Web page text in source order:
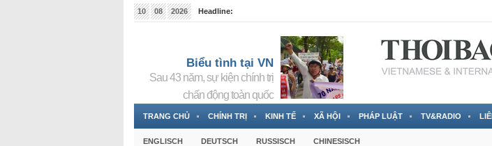
10 08 2026
Headline:
Biểu tình tại VN
Sau 43 năm, sự kiện chính trị
chấn động toàn quốc
TRANG CHỦ CHÍNH TRỊ KINH TẾ XÃ HỘI PHÁP LUẬT TV&RADIO
ENGLISCH DEUTSCH RUSSISCH CHINESISCH